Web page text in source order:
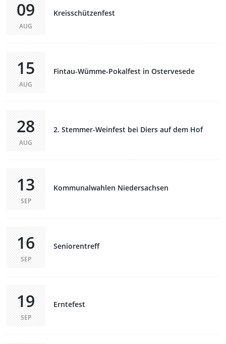
09
AUG
Kreisschützenfest
15
AUG
Fintau-Wümme-Pokalfest in Ostervesede
28
AUG
2. Stemmer-Weinfest bei Diers auf dem Hof
13
SEP
Kommunalwahlen Niedersachsen
16
SEP
Seniorentreff
19
SEP
Erntefest